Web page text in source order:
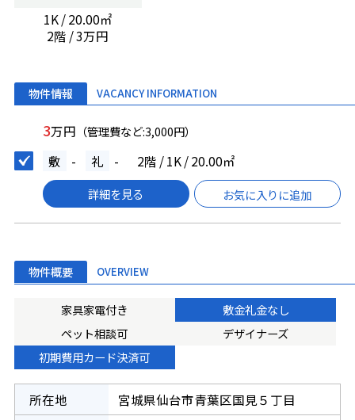
1K / 20.00㎡
2階 / 3万円
物件情報 VACANCY INFORMATION
3万円 （管理費など:3,000円）
敷 - 礼 - 2階 / 1K / 20.00㎡
詳細を見る お気に入りに追加
物件概要 OVERVIEW
家具家電付き
敷金礼金なし
ペット相談可
デザイナーズ
初期費用カード決済可
所在地 宮城県仙台市青葉区国見５丁目